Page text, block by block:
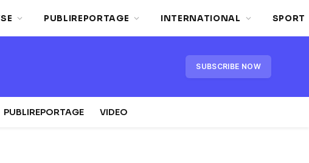
PUBLIREPORTAGE INTERNATIONAL SPORT
SUBSCRIBE NOW
PUBLIREPORTAGE VIDEO